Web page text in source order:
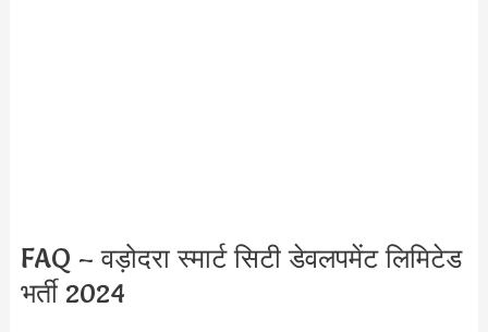
FAQ – वड़ोदरा स्मार्ट सिटी डेवलपमेंट लिमिटेड
भर्ती 2024